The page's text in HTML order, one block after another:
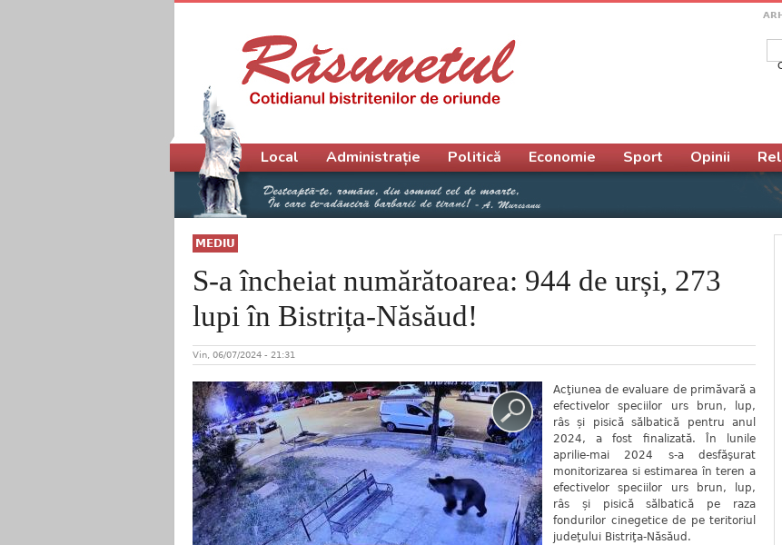
MEDIU
S-a încheiat numărătoarea: 944 de urși, 273
lupi în Bistrița-Năsăud!
Vin, 06/07/2024 - 21:31
Acţiunea de evaluare de primăvară a
efectivelor speciilor urs brun, lup,
râs și pisică sălbatică pentru anul
2024, a fost finalizată. În lunile
aprilie-mai 2024 s-a desfăşurat
monitorizarea si estimarea în teren a
efectivelor speciilor urs brun, lup,
râs și pisică sălbatică pe raza
fondurilor cinegetice de pe teritoriul
judeţului Bistriţa-Năsăud.
Meniu principal
Local Administrație Politică Economie Sport Opinii